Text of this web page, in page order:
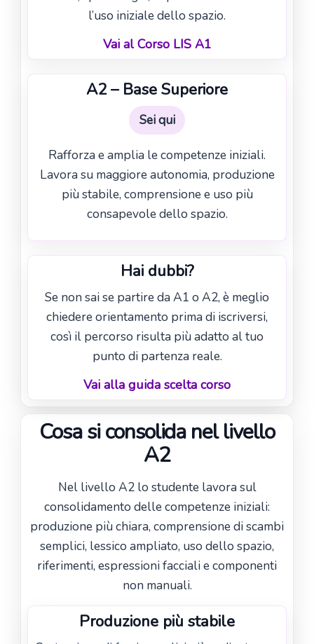
l’uso iniziale dello spazio.
Vai al Corso LIS A1
A2 – Base Superiore
Sei qui
Rafforza e amplia le competenze iniziali.
Lavora su maggiore autonomia, produzione
più stabile, comprensione e uso più
consapevole dello spazio.
Hai dubbi?
Se non sai se partire da A1 o A2, è meglio
chiedere orientamento prima di iscriversi,
così il percorso risulta più adatto al tuo
punto di partenza reale.
Vai alla guida scelta corso
Cosa si consolida nel livello
A2
Nel livello A2 lo studente lavora sul
consolidamento delle competenze iniziali:
produzione più chiara, comprensione di scambi
semplici, lessico ampliato, uso dello spazio,
riferimenti, espressioni facciali e componenti
non manuali.
Produzione più stabile